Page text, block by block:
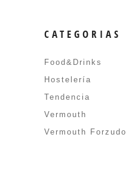
CATEGORIAS
Food&Drinks
Hostelería
Tendencia
Vermouth
Vermouth Forzudo